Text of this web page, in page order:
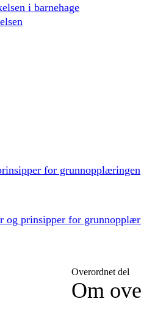
i barnehage
for grunnopplæringen
og prinsipper for
Overordnet del
Om